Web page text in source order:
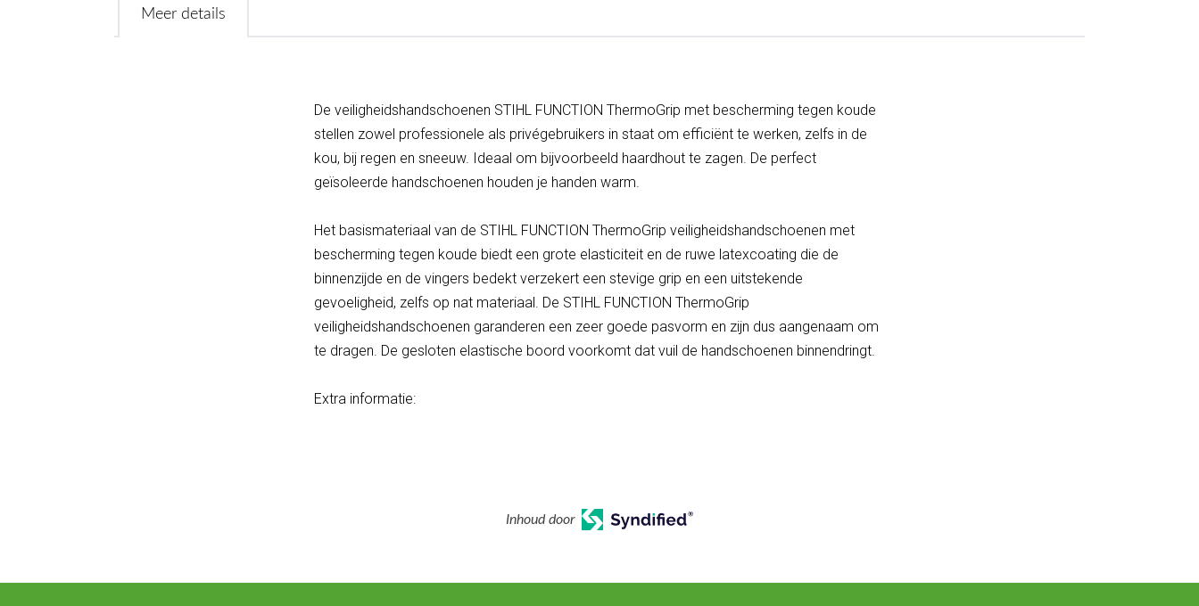
Meer details
De veiligheidshandschoenen STIHL FUNCTION ThermoGrip met bescherming tegen koude
stellen zowel professionele als privégebruikers in staat om efficiënt te werken, zelfs in de
kou, bij regen en sneeuw. Ideaal om bijvoorbeeld haardhout te zagen. De perfect
geïsoleerde handschoenen houden je handen warm.
Het basismateriaal van de STIHL FUNCTION ThermoGrip veiligheidshandschoenen met
bescherming tegen koude biedt een grote elasticiteit en de ruwe latexcoating die de
binnenzijde en de vingers bedekt verzekert een stevige grip en een uitstekende
gevoeligheid, zelfs op nat materiaal. De STIHL FUNCTION ThermoGrip
veiligheidshandschoenen garanderen een zeer goede pasvorm en zijn dus aangenaam om
te dragen. De gesloten elastische boord voorkomt dat vuil de handschoenen binnendringt.
Extra informatie:
Inhoud door